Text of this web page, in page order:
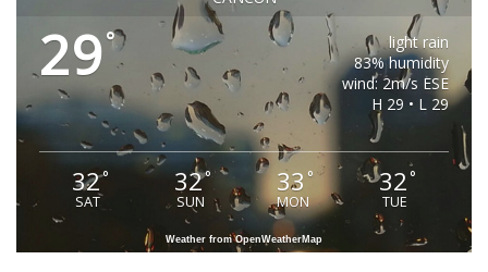
29°
light rain
83% humidity
wind: 2m/s ESE
H 29 • L 29
32°
SAT
32°
SUN
33 °
MON
32°
TUE
Weather from OpenWeatherMap